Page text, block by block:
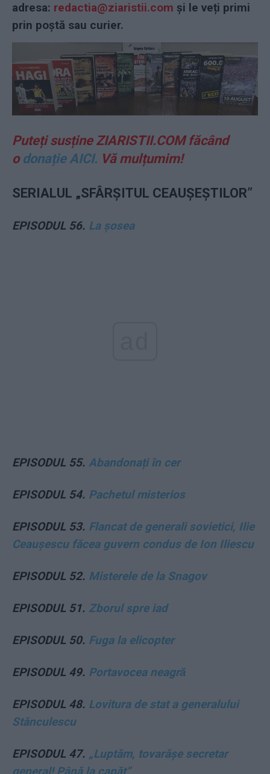
adresa: redactia@ziaristii.com și le veți primi
prin poștă sau curier.
Puteți susține ZIARISTII.COM făcând
o donație AICI. Vă mulțumim!
SERIALUL „SFÂRȘITUL CEAUȘEȘTILOR”
EPISODUL 56. La șosea
EPISODUL 55. Abandonați în cer
EPISODUL 54. Pachetul misterios
EPISODUL 53. Flancat de generali sovietici, Ilie
Ceaușescu făcea guvern condus de Ion Iliescu
EPISODUL 52. Misterele de la Snagov
EPISODUL 51. Zborul spre iad
EPISODUL 50. Fuga la elicopter
EPISODUL 49. Portavocea neagră
EPISODUL 48. Lovitura de stat a generalului
Stănculescu
EPISODUL 47. „Luptăm, tovarășe secretar